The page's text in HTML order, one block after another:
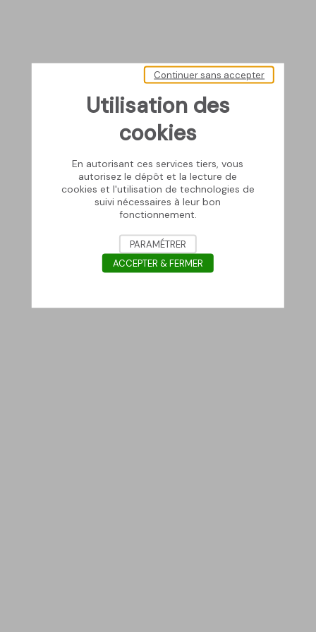
Utilisation des
cookies
En autorisant ces services tiers, vous
autorisez le dépôt et la lecture de
cookies et l'utilisation de technologies de
suivi nécessaires à leur bon
fonctionnement.
Continuer sans accepter
PARAMÉTRER
ACCEPTER & FERMER